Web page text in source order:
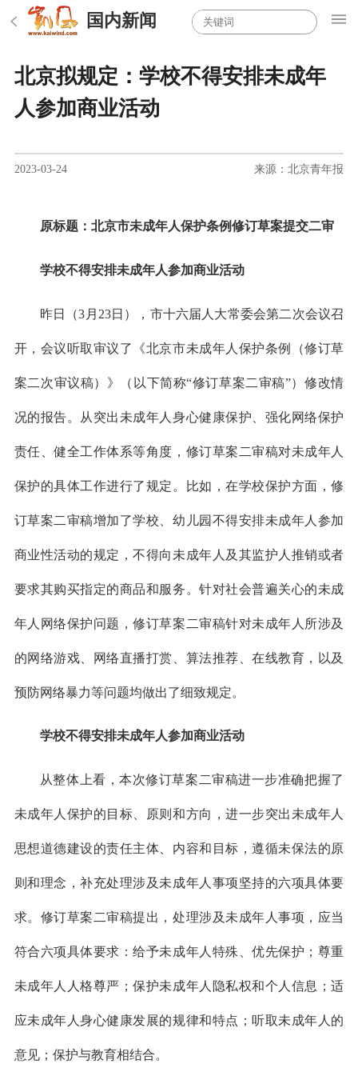
国内新闻
北京拟规定：学校不得安排未成年
人参加商业活动
2023-03-24 来源：北京青年报
原标题：北京市未成年人保护条例修订草案提交二审
学校不得安排未成年人参加商业活动
昨日（3月23日），市十六届人大常委会第二次会议召
开，会议听取审议了《北京市未成年人保护条例（修订草
案二次审议稿）》（以下简称“修订草案二审稿”）修改情
况的报告。从突出未成年人身心健康保护、强化网络保护
责任、健全工作体系等角度，修订草案二审稿对未成年人
保护的具体工作进行了规定。比如，在学校保护方面，修
订草案二审稿增加了学校、幼儿园不得安排未成年人参加
商业性活动的规定，不得向未成年人及其监护人推销或者
要求其购买指定的商品和服务。针对社会普遍关心的未成
年人网络保护问题，修订草案二审稿针对未成年人所涉及
的网络游戏、网络直播打赏、算法推荐、在线教育，以及
预防网络暴力等问题均做出了细致规定。
学校不得安排未成年人参加商业活动
从整体上看，本次修订草案二审稿进一步准确把握了
未成年人保护的目标、原则和方向，进一步突出未成年人
思想道德建设的责任主体、内容和目标，遵循未保法的原
则和理念，补充处理涉及未成年人事项坚持的六项具体要
求。修订草案二审稿提出，处理涉及未成年人事项，应当
符合六项具体要求：给予未成年人特殊、优先保护；尊重
未成年人人格尊严；保护未成年人隐私权和个人信息；适
应未成年人身心健康发展的规律和特点；听取未成年人的
意见；保护与教育相结合。